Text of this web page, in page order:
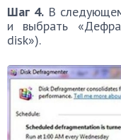
Шаг 4. В
и выбрать
disk»).